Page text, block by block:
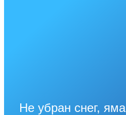
Не убран снег, яма